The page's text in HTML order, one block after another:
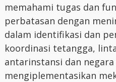
memahami tugas dan
perbatasan dengan
dalam identifikasi dan
koordinasi tetangga,
antarinstansi dan
mengiplementasikan